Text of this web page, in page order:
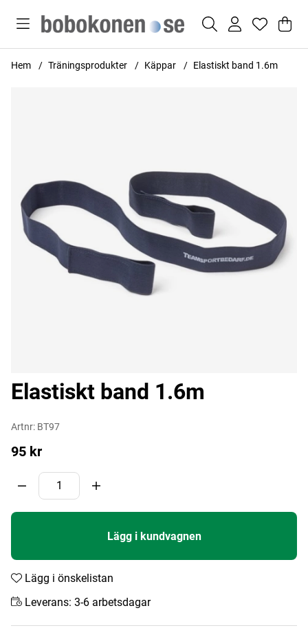
.
Hem Träningsprodukter Käppar Elastiskt band 1.6m
Elastiskt band 1.6m
Artnr: BT97
95 kr
Lägg i kundvagnen
Lägg i önskelistan
Leverans: 3-6 arbetsdagar